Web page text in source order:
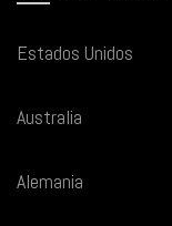
Estados Unidos
Australia
Alemania